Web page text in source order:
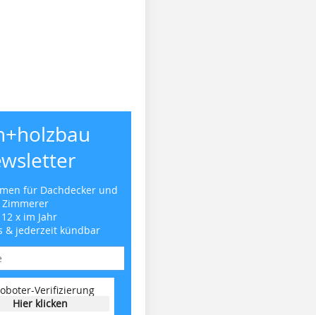
für Dachdecker und
Zimmerer
x im Jahr
& jederzeit kündbar
Verifizierung
Hier klicken